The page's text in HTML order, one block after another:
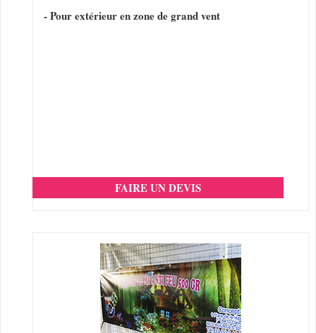
- Pour extérieur en zone de grand vent
FAIRE UN DEVIS